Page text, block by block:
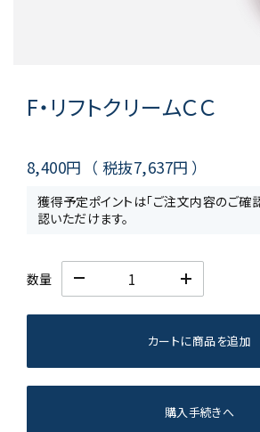
F・リフトクリームＣＣ
8,400円 （ 税抜7,637円 ）
獲得予定ポイントは「ご注文内容のご確
認いただけます。
数量
カートに商品を追加
購入手続きへ